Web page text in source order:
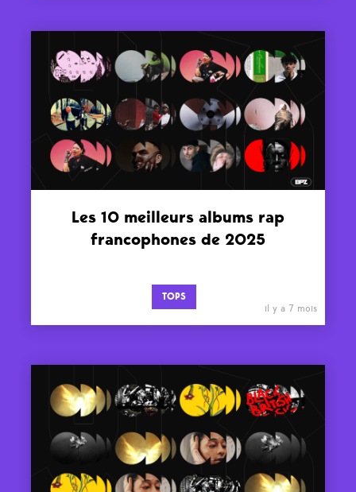
Les 10 meilleurs albums rap
francophones de 2025
TOPS
il y a 7 mois